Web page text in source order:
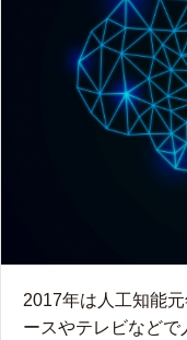
2017年は人工知能
ースやテレビなどで